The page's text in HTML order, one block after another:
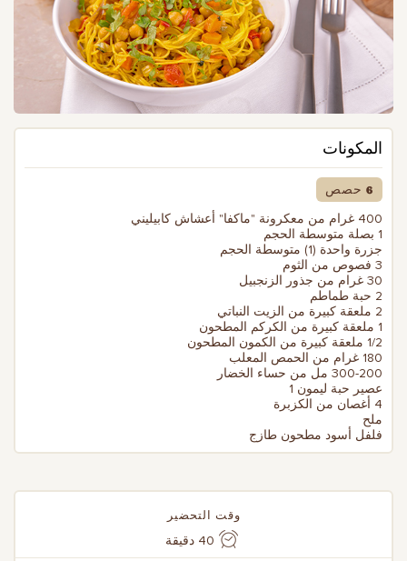
المكونات
6 حصص
400 غرام من معكرونة "ماكفا" أعشاش كابيليني
1 بصلة متوسطة الحجم
جزرة واحدة (1) متوسطة الحجم
3 فصوص من الثوم
30 غرام من جذور الزنجبيل
2 حبة طماطم
2 ملعقة كبيرة من الزيت النباتي
1 ملعقة كبيرة من الكركم المطحون
1/2 ملعقة كبيرة من الكمون المطحون
180 غرام من الحمص المعلب
300-200 مل من حساء الخضار
عصير حبة ليمون 1
4 أغصان من الكزبرة
ملح
فلفل أسود مطحون طازج
وقت التحضير
40 دقيقة